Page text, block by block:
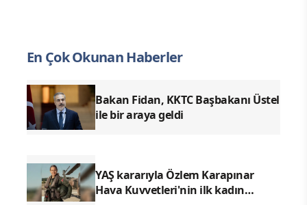
En Çok Okunan Haberler
Bakan Fidan, KKTC Başbakanı Üstel
ile bir araya geldi
YAŞ kararıyla Özlem Karapınar
Hava Kuvvetleri'nin ilk kadın